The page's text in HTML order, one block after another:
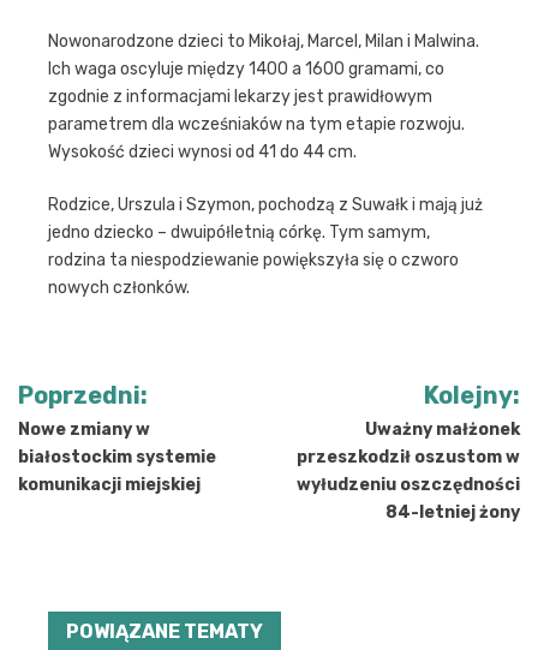
Nowonarodzone dzieci to Mikołaj, Marcel, Milan i Malwina.
Ich waga oscyluje między 1400 a 1600 gramami, co
zgodnie z informacjami lekarzy jest prawidłowym
parametrem dla wcześniaków na tym etapie rozwoju.
Wysokość dzieci wynosi od 41 do 44 cm.
Rodzice, Urszula i Szymon, pochodzą z Suwałk i mają już
jedno dziecko – dwuipółletnią córkę. Tym samym,
rodzina ta niespodziewanie powiększyła się o czworo
nowych członków.
Nawigacja
wpisu
Poprzedni:
Nowe zmiany w
białostockim systemie
komunikacji miejskiej
Kolejny:
Uważny małżonek
przeszkodził oszustom w
wyłudzeniu oszczędności
84-letniej żony
POWIĄZANE TEMATY